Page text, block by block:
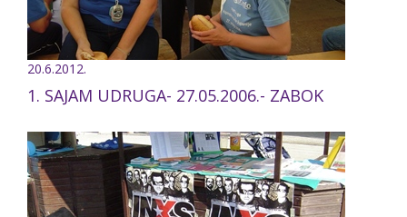
20.6.2012.
1. SAJAM UDRUGA- 27.05.2006.- ZABOK